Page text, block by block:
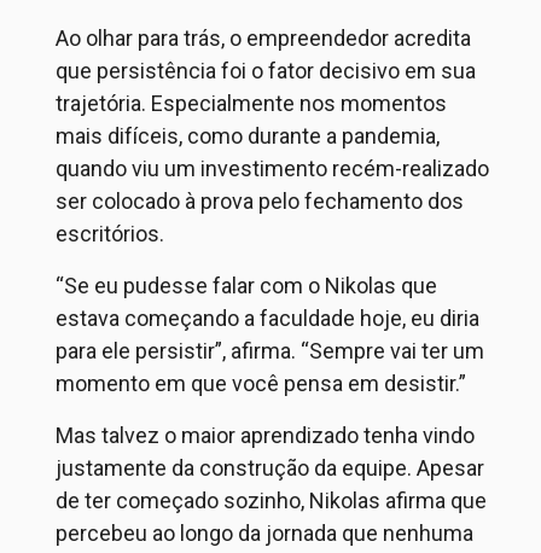
Ao olhar para trás, o empreendedor acredita
que persistência foi o fator decisivo em sua
trajetória. Especialmente nos momentos
mais difíceis, como durante a pandemia,
quando viu um investimento recém-realizado
ser colocado à prova pelo fechamento dos
escritórios.
“Se eu pudesse falar com o Nikolas que
estava começando a faculdade hoje, eu diria
para ele persistir”, afirma. “Sempre vai ter um
momento em que você pensa em desistir.”
Mas talvez o maior aprendizado tenha vindo
justamente da construção da equipe. Apesar
de ter começado sozinho, Nikolas afirma que
percebeu ao longo da jornada que nenhuma